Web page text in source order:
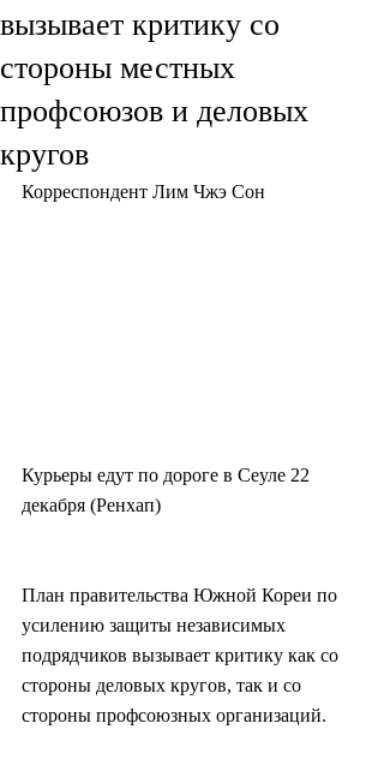
вызывает критику со
стороны местных
профсоюзов и деловых
кругов
Корреспондент Лим Чжэ Сон
Курьеры едут по дороге в Сеуле 22
декабря (Ренхап)
План правительства Южной Кореи по
усилению защиты независимых
подрядчиков вызывает критику как со
стороны деловых кругов, так и со
стороны профсоюзных организаций.